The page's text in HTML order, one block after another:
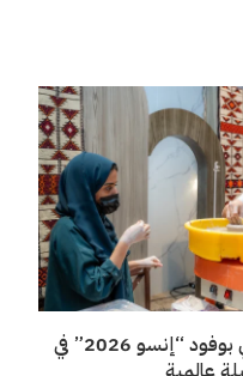
“موهبة” تحتفي بوفود “إنسو 2026” في